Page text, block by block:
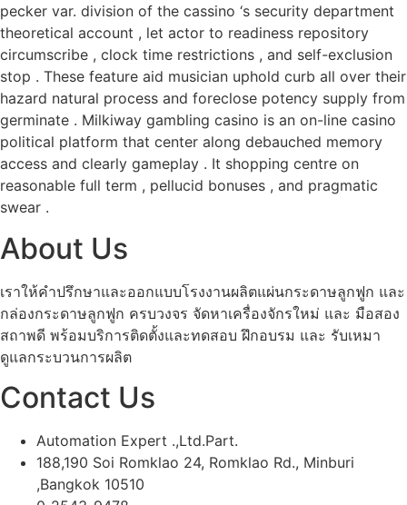
pecker var. division of the cassino ‘s security department
theoretical account , let actor to readiness repository
circumscribe , clock time restrictions , and self-exclusion
stop . These feature aid musician uphold curb all over their
hazard natural process and foreclose potency supply from
germinate . Milkiway gambling casino is an on-line casino
political platform that center along debauched memory
access and clearly gameplay . It shopping centre on
reasonable full term , pellucid bonuses , and pragmatic
swear .
About Us
เราให้คำปรึกษาและออกแบบโรงงานผลิตแผ่นกระดาษลูกฟูก และ
กล่องกระดาษลูกฟูก ครบวงจร จัดหาเครื่องจักรใหม่ และ มือสอง
สถาพดี พร้อมบริการติดตั้งและทดสอบ ฝึกอบรม และ รับเหมา
ดูแลกระบวนการผลิต
Contact Us
Automation Expert .,Ltd.Part.
188,190 Soi Romklao 24, Romklao Rd., Minburi
,Bangkok 10510